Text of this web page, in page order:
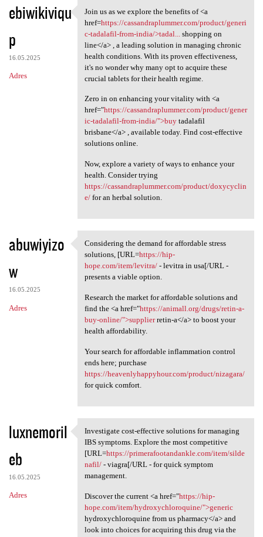
ebiwikiviqu
p
16.05.2025
Adres
Join us as we explore the
Join us as we explore the benefits of <a
href=https://cassandraplummer.com/product/generi
c-tadalafil-from-india/>tadal...
shopping on
line</a> , a leading solution in managing chronic
health conditions. With its proven effectiveness,
it's no wonder why many opt to acquire these
crucial tablets for their health regime.
Zero in on enhancing your vitality with <a
href="https://cassandraplummer.com/product/gener
ic-tadalafil-from-india/">buytadalafil
brisbane</a> , available today. Find cost-effective
solutions online.
Now, explore a variety of ways to enhance your
health. Consider trying
https://cassandraplummer.com/product/doxycyclin
e/for an herbal solution.
abuwiyizo
w
16.05.2025
Adres
Considering the demand for
Considering the demand for affordable stress
solutions, [URL=https://hip-
hope.com/item/levitra/- levitra in usa[/URL -
presents a viable option.
Research the market for affordable solutions and
find the <a href="https://animall.org/drugs/retin-a-
buy-online/">supplierretin-a</a> to boost your
health affordability.
Your search for affordable inflammation control
ends here; purchase
https://heavenlyhappyhour.com/product/nizagara/
for quick comfort.
luxnemoril
eb
16.05.2025
Adres
Investigate cost-effective
Investigate cost-effective solutions for managing
IBS symptoms. Explore the most competitive
[URL=https://primerafootandankle.com/item/silde
nafil/- viagra[/URL - for quick symptom
management.
Discover the current <a href="https://hip-
hope.com/item/hydroxychloroquine/">generic
hydroxychloroquine from us pharmacy</a> and
look into choices for acquiring this drug via the